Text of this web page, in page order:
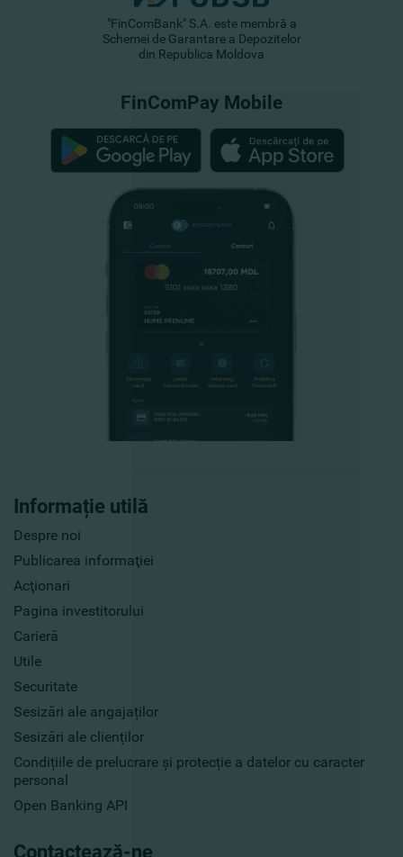
Informație utilă
Despre noi
Publicarea informaţiei
Acţionari
Pagina investitorului
Carieră
Utile
Securitate
Sesizări ale angajaților
Sesizări ale clienților
Condițiile de prelucrare și protecție a datelor cu caracter
personal
Open Banking API
Contactează-ne
"FinComBank" S.A. este membră a
Schemei de Garantare a Depozitelor
din Republica Moldova
FinComPay Mobile